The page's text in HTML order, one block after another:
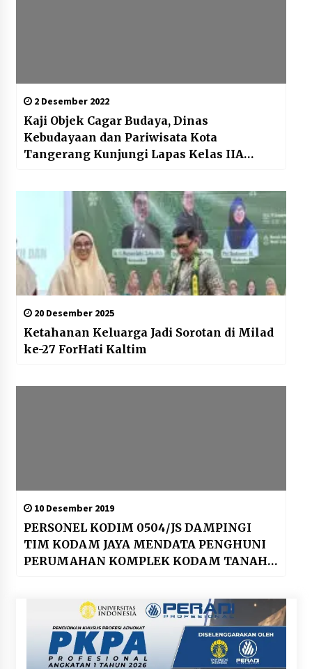
2 Desember 2022
Kaji Objek Cagar Budaya, Dinas
Kebudayaan dan Pariwisata Kota
Tangerang Kunjungi Lapas Kelas IIA
20 Desember 2025
Ketahanan Keluarga Jadi Sorotan di Milad
ke-27 ForHati Kaltim
10 Desember 2019
PERSONEL KODIM 0504/JS DAMPINGI
TIM KODAM JAYA MENDATA PENGHUNI
PERUMAHAN KOMPLEK KODAM TANAH